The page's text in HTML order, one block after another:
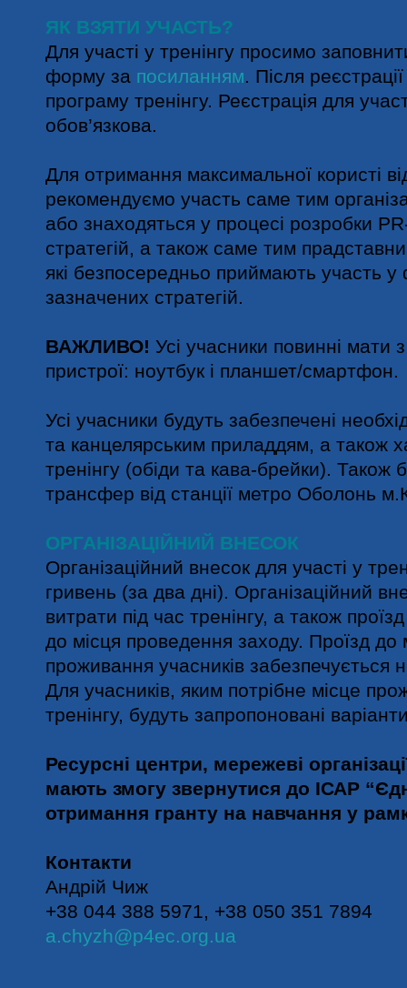
ЯК ВЗЯТИ УЧАСТЬ?
Для участі у тренінгу просимо
форму за посиланням. Після
програму тренінгу. Реєстрація для
обов’язкова.
Для отримання максимальної користі
рекомендуємо участь саме тим
або знаходяться у процесі розробки
стратегій, а також саме тим
які безпосередньо приймають участь у
зазначених стратегій.
ВАЖЛИВО! Усі учасники повинні мати
пристрої: ноутбук і планшет/смартфон.
Усі учасники будуть забезпечені
та канцелярським приладдям, а також
тренінгу (обіди та кава-брейки). Також
трансфер від станції метро Оболонь
ОРГАНІЗАЦІЙНИЙ ВНЕСОК
Організаційний внесок для участі у
гривень (за два дні). Організаційний
витрати під час тренінгу, а також
до місця проведення заходу. Проїзд до
проживання учасників забезпечується
Для учасників, яким потрібне місце
тренінгу, будуть запропоновані
Ресурсні центри, мережеві
мають змогу звернутися до ІСАР
отримання гранту на навчання у
Контакти
Андрій Чиж
+38 044 388 5971, +38 050 351 7894
a.chyzh@p4ec.org.ua